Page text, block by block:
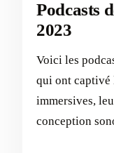
Podcasts
2023
Voici les
qui ont captivé
immersives,
conception